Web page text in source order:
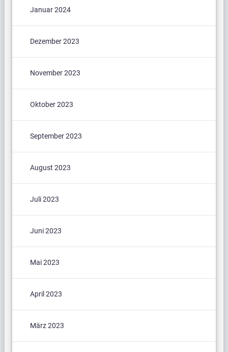
Januar 2024
Dezember 2023
November 2023
Oktober 2023
September 2023
August 2023
Juli 2023
Juni 2023
Mai 2023
April 2023
März 2023